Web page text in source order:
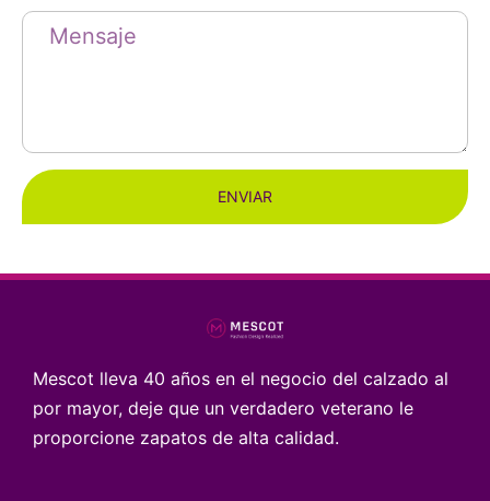
ENVIAR
Mescot lleva 40 años en el negocio del calzado al
por mayor, deje que un verdadero veterano le
proporcione zapatos de alta calidad.